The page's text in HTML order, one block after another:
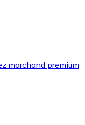
marchand premium